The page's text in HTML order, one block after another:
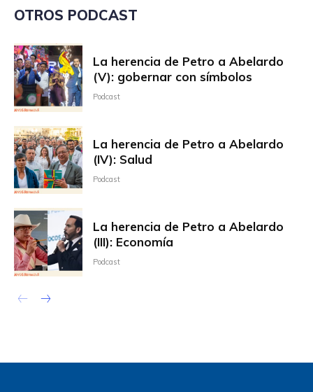
OTROS PODCAST
La herencia de Petro a Abelardo
(V): gobernar con símbolos
Podcast
La herencia de Petro a Abelardo
(IV): Salud
Podcast
La herencia de Petro a Abelardo
(III): Economía
Podcast